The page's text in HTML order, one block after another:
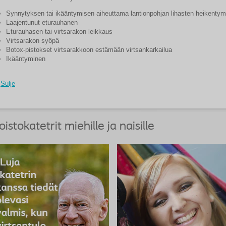
Synnytyksen tai ikääntymisen aiheuttama lantionpohjan lihasten
Laajentunut eturauhanen
Eturauhasen tai virtsarakon leikkaus
Virtsarakon syöpä
Botox-pistokset virtsarakkoon estämään virtsankarkailua
Ikääntyminen
Sulje
miehille ja naisille